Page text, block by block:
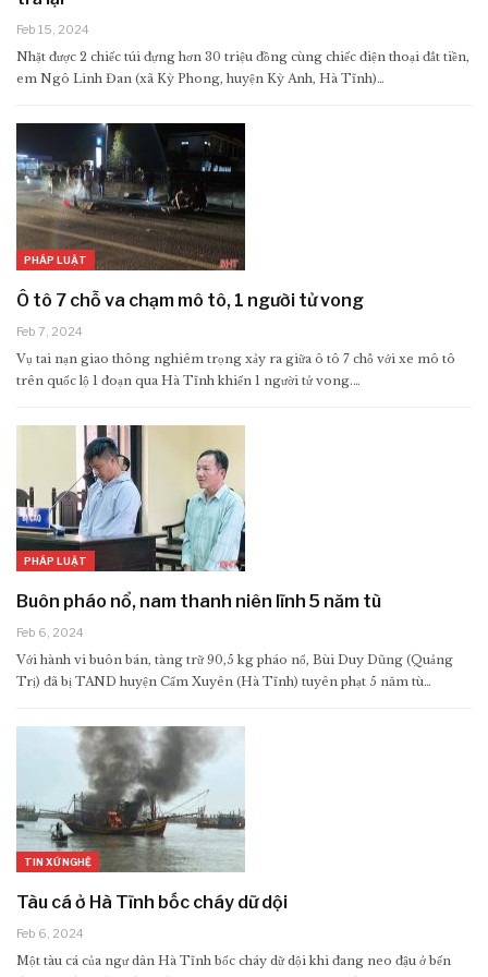
Feb 15, 2024
Nhặt được 2 chiếc túi đựng hơn 30 triệu đồng cùng chiếc điện thoại đắt tiền,
em Ngô Linh Đan (xã Kỳ Phong, huyện Kỳ Anh, Hà Tĩnh)…
PHÁP LUẬT
Ô tô 7 chỗ va chạm mô tô, 1 người tử vong
Feb 7, 2024
Vụ tai nạn giao thông nghiêm trọng xảy ra giữa ô tô 7 chỗ với xe mô tô
trên quốc lộ 1 đoạn qua Hà Tĩnh khiến 1 người tử vong.…
PHÁP LUẬT
Buôn pháo nổ, nam thanh niên lĩnh 5 năm tù
Feb 6, 2024
Với hành vi buôn bán, tàng trữ 90,5 kg pháo nổ, Bùi Duy Dũng (Quảng
Trị) đã bị TAND huyện Cẩm Xuyên (Hà Tĩnh) tuyên phạt 5 năm tù…
TIN XỨ NGHỆ
Tàu cá ở Hà Tĩnh bốc cháy dữ dội
Feb 6, 2024
Một tàu cá của ngư dân Hà Tĩnh bốc cháy dữ dội khi đang neo đậu ở bến